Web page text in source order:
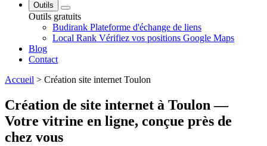
Outils
Outils gratuits
Budirank Plateforme d'échange de liens
Local Rank Vérifiez vos positions Google Maps
Blog
Contact
Accueil > Création site internet Toulon
Création de site internet à Toulon —
Votre vitrine en ligne, conçue près de
chez vous